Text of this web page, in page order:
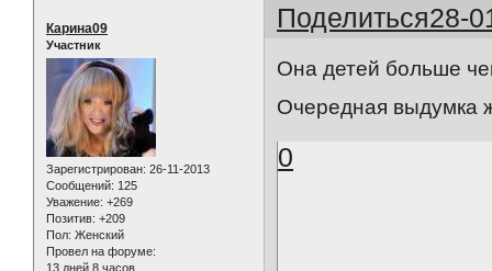
Поделиться28-
Карина09
Участник
Зарегистрирован: 26-11-2013
Сообщений: 125
Уважение: +269
Позитив: +209
Пол: Женский
Провел на форуме:
13 дней 8 часов
Она детей больше
Очередная выдумка
0